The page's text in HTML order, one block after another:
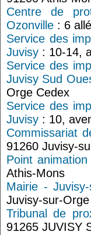
Centre de
Ozonville : 6
Service des
Juvisy : 10-14,
Service des
Juvisy Sud
Orge Cedex
Service des
Juvisy : 10,
Commissariat
91260 Juvisy-
Point
Athis-Mons
Mairie -
Juvisy-sur-Orge
Tribunal de
91265 JUVISY